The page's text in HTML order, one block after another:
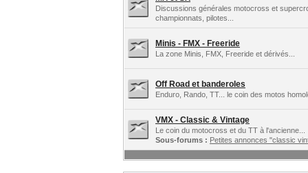
Discussions générales motocross et
championnats, pilotes...
Minis - FMX - Freeride
La zone Minis, FMX, Freeride et dérivés...
Off Road et banderoles
Enduro, Rando, TT... le coin des motos
VMX - Classic & Vintage
Le coin du motocross et du TT à l'ancienne...
Sous-forums : Petites annonces "classic